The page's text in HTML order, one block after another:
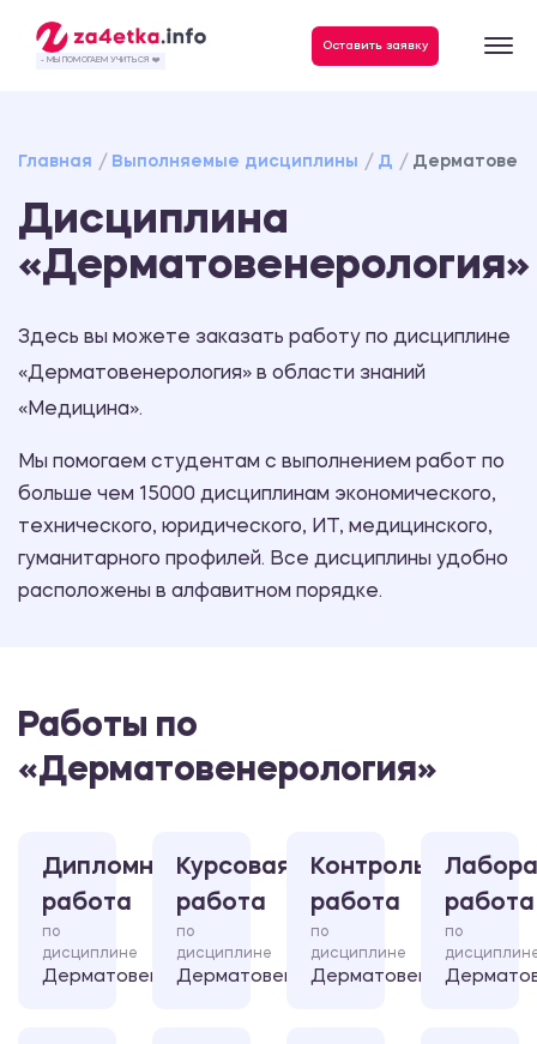
- МЫ ПОМОГАЕМ УЧИТЬСЯ ❤️
Оставить заявку
Главная Выполняемые дисциплины Д
Дисциплина
«Дерматовенерология»
Здесь вы можете заказать работу по дисциплине
«Дерматовенерология» в области знаний
«Медицина».
Мы помогаем студентам с выполнением работ по
больше чем 15000 дисциплинам экономического,
технического, юридического, ИТ, медицинского,
гуманитарного профилей. Все дисциплины удобно
расположены в алфавитном порядке.
Работы по
«Дерматовенерология»
Дипломная
работа
по
дисциплине
Дерматовенерология
Курсовая
работа
по
дисциплине
Дерматовенерология
Контрольная
работа
по
дисциплине
Дерматовенерология
работа
по